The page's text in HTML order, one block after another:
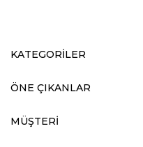
KATEGORİLER
ÖNE ÇIKANLAR
MÜŞTERİ